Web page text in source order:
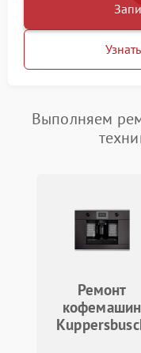
Выполняем
Ремонт
кофемашин